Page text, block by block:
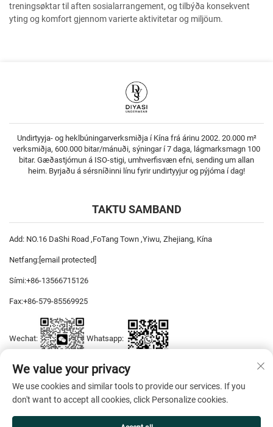
treningsøktar til aften sosialarrangement, og tilbýða konsekvent
yting og komfort gjennom varierte aktivitetar og miljöum.
Undirtyyja- og heklbúningarverksmiðja í Kína frá árinu 2002. 20.000 m²
verksmiðja, 600.000 bitar/mánuði, sýningar í 7 daga, lágmarksmagn 100
bitar. Gæðastjórnun á ISO-stigi, umhverfisvæn efni, sending um allan
heim. Byrjaðu á sérsníðinni línu fyrir undirtyyjur og pýjóma í dag!
TAKTU SAMBAND
Add: NO.16 DaShi Road ,FoTang Town ,Yiwu, Zhejiang, Kína
Netfang:[email protected]
Sími:+86-13566715126
Fax:+86-579-85569925
Wechat: Whatsapp:
Höfundarréttur © 2026 YiWu DiYaSi Dress CO., LTD. Allur réttur áskilinn. —
We value your privacy
We use cookies and similar tools to provide our services. If you
don't want to accept all cookies, click Personalize cookies.